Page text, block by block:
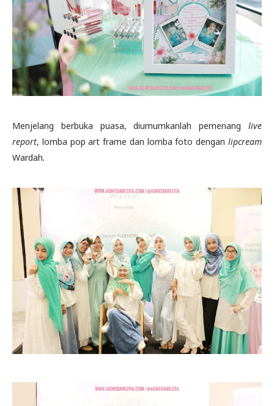
Menjelang berbuka puasa, diumumkanlah pemenang live
report, lomba pop art frame dan lomba foto dengan lipcream
Wardah.